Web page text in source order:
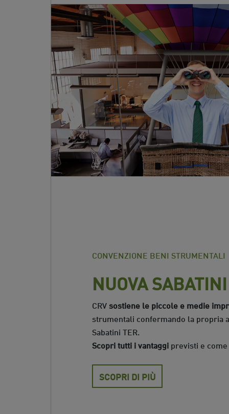
CONVENZIONE BENI STRUMENTALI
NUOVA
CRVsostiene le piccole e medie
strumentali confermando la propria
Sabatini TER.
Scopri tutti i vantaggi previsti e
SCOPRI DI PIÙ